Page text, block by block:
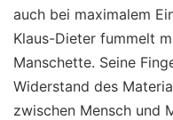
auch bei maximalem
Klaus-Dieter fummelt
Manschette. Seine
Widerstand des
zwischen Mensch und